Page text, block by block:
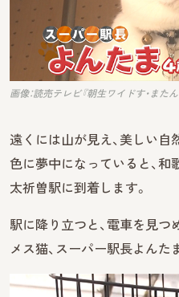
画像：読売テレビ『朝生ワイドす・またん
遠くには山が見え、美しい自
色に夢中になっていると、
太祈曽駅に到着します。
駅に降り立つと、電車を見
メス猫、スーパー駅長よんた